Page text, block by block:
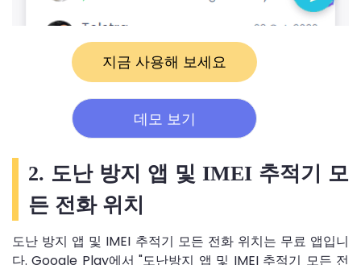
지금 사용해 보세요
데모 보기
2. 도난 방지 앱 및 IMEI 추적기 모
든 전화 위치
도난 방지 앱 및 IMEI 추적기 모든 전화 위치는 무료 앱입니
다. Google Play에서 "도난방지 앱 및 IMEI 추적기 모든 전